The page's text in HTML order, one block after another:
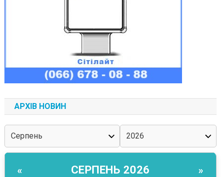
АРХІВ НОВИН
« СЕРПЕНЬ 2026 »